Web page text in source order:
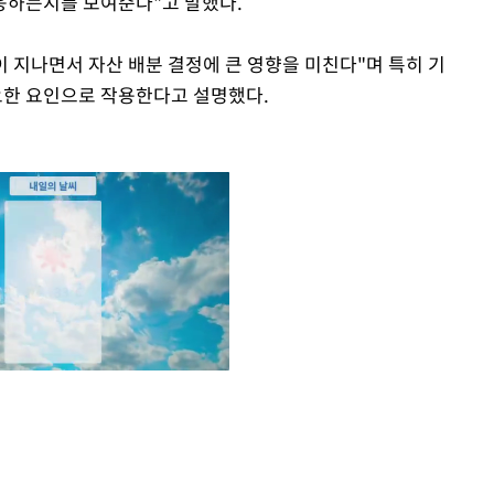
나면서 자산 배분 결정에 큰 영향을 미친다"며 특히 기
요인으로 작용한다고 설명했다.